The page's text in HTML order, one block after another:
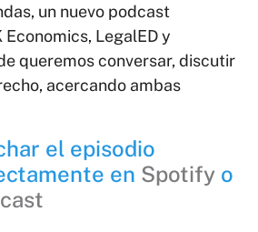
un nuevo podcast
LegalED y
queremos conversar, discutir
acercando ambas
el episodio
en Spotify o